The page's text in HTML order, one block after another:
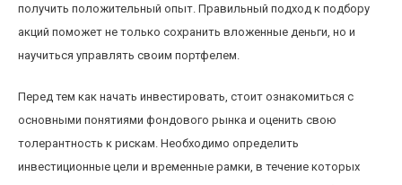
получить положительный опыт. Правильный подход к подбору
акций поможет не только сохранить вложенные деньги, но и
научиться управлять своим портфелем.
Перед тем как начать инвестировать, стоит ознакомиться с
основными понятиями фондового рынка и оценить свою
толерантность к рискам. Необходимо определить
инвестиционные цели и временные рамки, в течение которых